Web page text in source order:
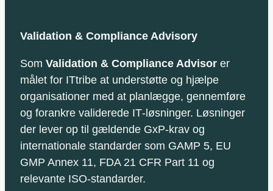
Validation & Compliance Advisory
Som Validation & Compliance Advisor er
målet for ITtribe at understøtte og hjælpe
organisationer med at planlægge, gennemføre
og forankre validerede IT‑løsninger. Løsninger
der lever op til gældende GxP‑krav og
internationale standarder som GAMP 5, EU
GMP Annex 11, FDA 21 CFR Part 11 og
relevante ISO‑standarder.